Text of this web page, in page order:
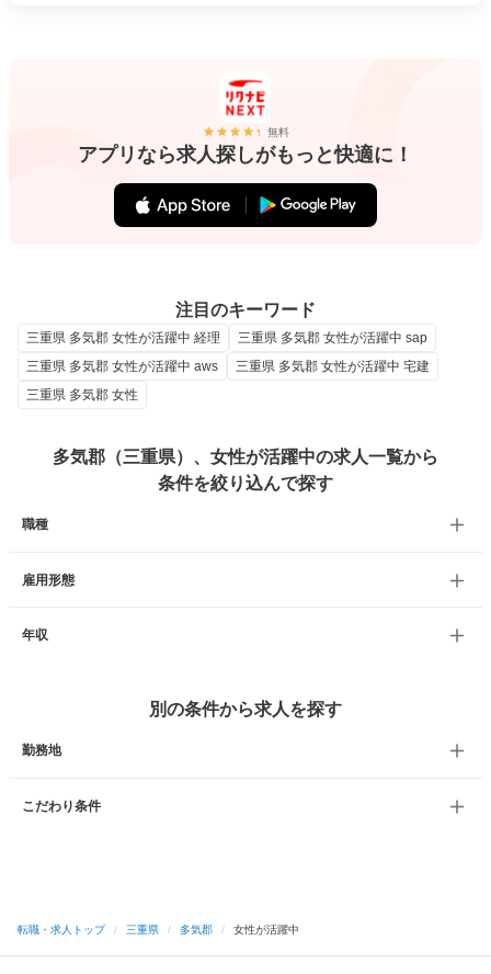
無料
アプリなら求人探しがもっと快適に！
注目のキーワード
三重県 多気郡 女性が活躍中 経理
三重県 多気郡 女性が活躍中 sap
三重県 多気郡 女性が活躍中 aws
三重県 多気郡 女性が活躍中 宅建
三重県 多気郡 女性
多気郡（三重県）、女性が活躍中の求人一覧から
条件を絞り込んで探す
職種
雇用形態
年収
別の条件から求人を探す
勤務地
こだわり条件
転職・求人トップ / 三重県 / 多気郡 / 女性が活躍中